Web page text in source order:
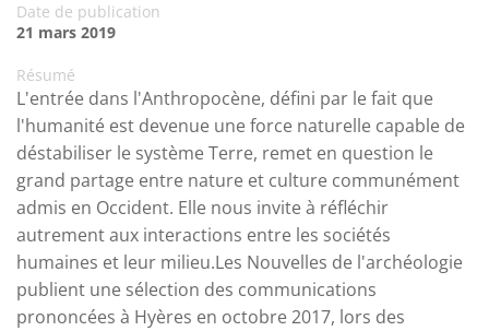
Date de publication
21 mars 2019
Résumé
L'entrée dans l'Anthropocène, défini par le fait que
l'humanité est devenue une force naturelle capable de
déstabiliser le système Terre, remet en question le
grand partage entre nature et culture communément
admis en Occident. Elle nous invite à réfléchir
autrement aux interactions entre les sociétés
humaines et leur milieu.Les Nouvelles de l'archéologie
publient une sélection des communications
prononcées à Hyères en octobre 2017, lors des